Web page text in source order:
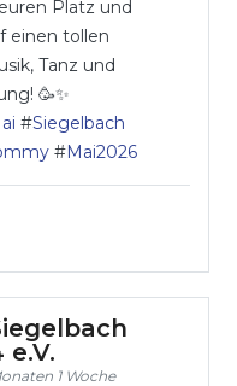
Platz und
einen tollen
Tanz und
🥳✨
#Siegelbach
#Mai2026
e.V.
1 Woche